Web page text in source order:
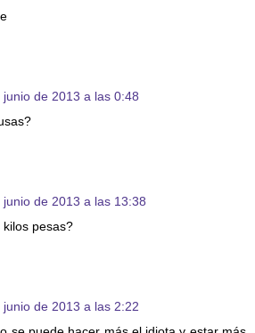
junio de 2013 a las 0:48
junio de 2013 a las 13:38
pesas?
junio de 2013 a las 2:22